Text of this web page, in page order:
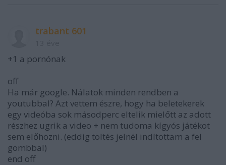
trabant 601
+1 a pornónak
off
Ha már google. Nálatok minden rendben a
youtubbal? Azt vettem észre, hogy ha beletekerek
egy videóba sok másodperc eltelik mielőtt az adott
részhez ugrik a video + nem tudoma kígyós játékot
sem előhozni. (eddig töltés jelnél indítottam a fel
gombbal)
end off